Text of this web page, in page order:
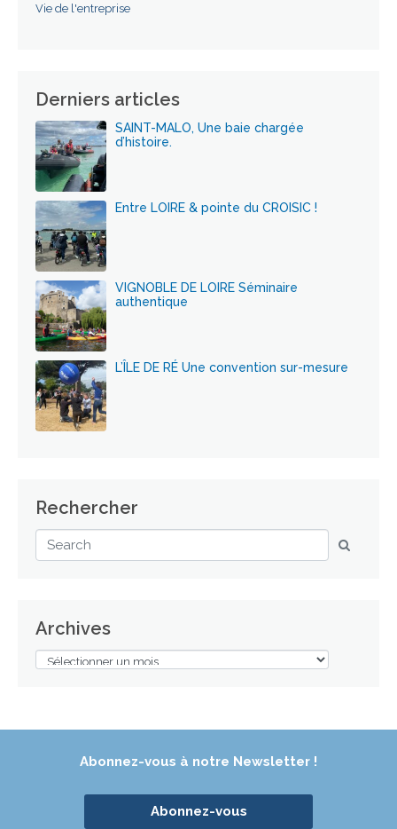
Vie de l'entreprise
Derniers articles
SAINT-MALO, Une baie chargée
d’histoire.
Entre LOIRE & pointe du CROISIC !
VIGNOBLE DE LOIRE Séminaire
authentique
L’ÎLE DE RÉ Une convention sur-mesure
Rechercher
Archives
Abonnez-vous à notre Newsletter !
Abonnez-vous